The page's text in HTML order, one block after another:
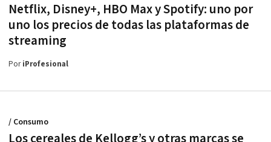
Netflix, Disney+, HBO Max y Spotify: uno por
uno los precios de todas las plataformas de
streaming
PoriProfesional
Los cereales de Kellogg’s y otras marcas se
/ Consumo